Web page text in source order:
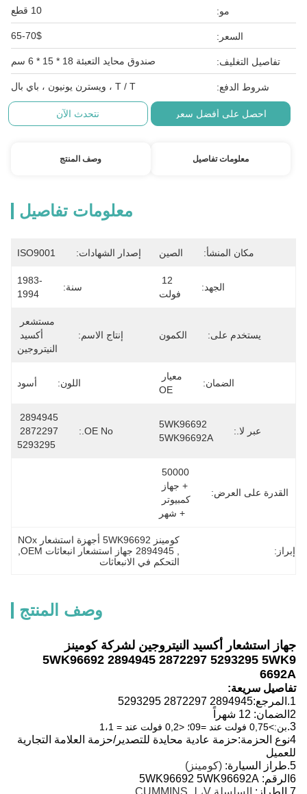
مو: 10 قطع
السعر: 65-70$
تفاصيل التغليف: صندوق محايد التعبئة 18 * 15 * 6 سم
شروط الدفع: T / T ، ويسترن يونيون ، باي بال
احصل على أفضل سعر نتحدث الآن
معلومات تفاصيل وصف المنتج
معلومات تفاصيل
مكان المنشأ: الصين إصدار الشهادات: ISO9001
الجهد:
فولت
سنة:
1983-
1994
يستخدم على: الكمون إنتاج الاسم:
النيتروجين
الضمان:
OE
اللون: أسود
عبر لا.:
5WK96692
5WK96692A
OE No.:
5293295
القدرة على العرض:
+ شهر
إبراز:
كومينز 5WK96692 أجهزة استشعار NOx
, 2894945 جهاز استشعار انبعاثات OEM
التحكم في الانبعاثات
وصف المنتج
جهاز استشعار أكسيد النيتروجين لشركة كومينز
5WK96692 2894945 2872297 5293295 5WK9
6692A
تفاصيل سريعة:
1. المرجع:2894945 2872297 5293295
2الضمان: 12 شهراً
3. بن:>0,75 فولت عند =09؛ <0,2 فولت عند = 1،1
4نوع الحزمة:حزمة عادية محايدة للتصدير/حزمة العلامة التجارية
للعميل
5. طراز السيارة: (كومينز)
6الرقم: 5WK96692 5WK96692A
7.
الطراز: السلسلة V، لـ CUMMINS